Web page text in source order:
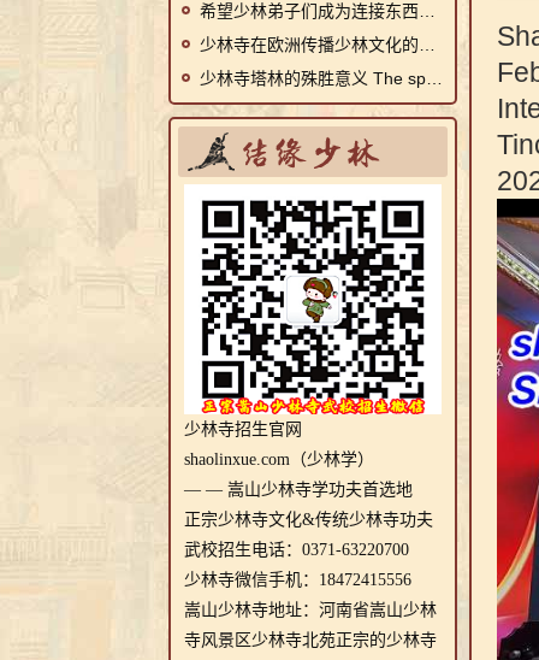
希望少林弟子们成为连接东西方文化的使者
少林寺在欧洲传播少林文化的三个主要途径
少林寺塔林的殊胜意义 The special significance of Shaolin Temple Tallinn
少林寺招生官网
shaolinxue.com（少林学）
— — 嵩山少林寺学功夫首选地
正宗少林寺文化&传统少林寺功夫
武校招生电话：0371-63220700
少林寺微信手机：18472415556
嵩山少林寺地址：河南省嵩山少林
寺风景区少林寺北苑正宗的少林寺